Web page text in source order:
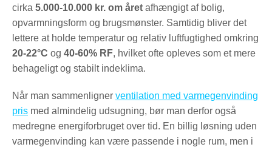
cirka 5.000-10.000 kr. om året afhængigt af bolig,
opvarmningsform og brugsmønster. Samtidig bliver det
lettere at holde temperatur og relativ luftfugtighed omkring
20-22°C og 40-60% RF, hvilket ofte opleves som et mere
behageligt og stabilt indeklima.
Når man sammenligner ventilation med varmegenvinding
pris med almindelig udsugning, bør man derfor også
medregne energiforbruget over tid. En billig løsning uden
varmegenvinding kan være passende i nogle rum, men i